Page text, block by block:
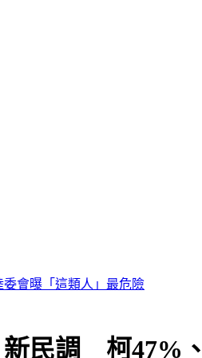
會曝「這類人」最危險
新民調 柯47%